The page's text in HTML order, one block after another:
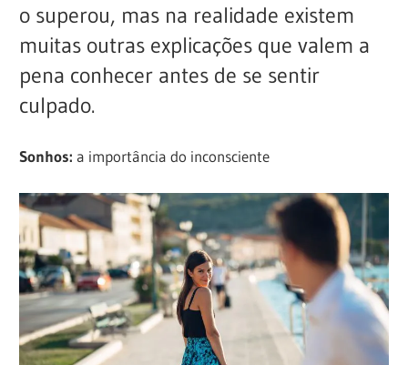
o superou, mas na realidade existem
muitas outras explicações que valem a
pena conhecer antes de se sentir
culpado.
Sonhos: a importância do inconsciente